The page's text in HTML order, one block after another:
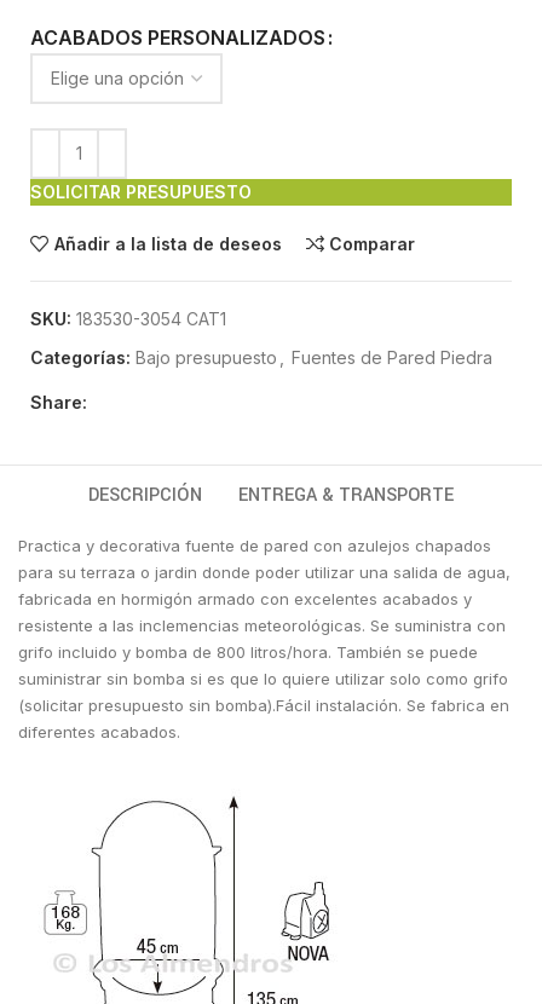
ACABADOS PERSONALIZADOS
SOLICITAR PRESUPUESTO
Añadir a la lista de deseos Comparar
SKU: 183530-3054 CAT1
Categorías: Bajo presupuesto Fuentes de Pared Piedra
Share:
DESCRIPCIÓN ENTREGA & TRANSPORTE
Practica y decorativa fuente de pared con azulejos chapados
para su terraza o jardin donde poder utilizar una salida de agua,
fabricada en hormigón armado con excelentes acabados y
resistente a las inclemencias meteorológicas. Se suministra con
grifo incluido y bomba de 800 litros/hora. También se puede
suministrar sin bomba si es que lo quiere utilizar solo como grifo
(solicitar presupuesto sin bomba).Fácil instalación. Se fabrica en
diferentes acabados.